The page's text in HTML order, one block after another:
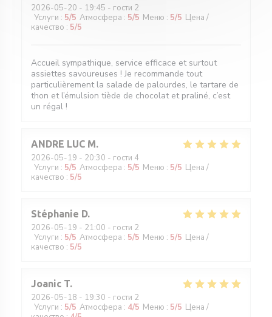
2026-05-20 - 19:45 - гости 2
Услуги : 5/5 Атмосфера : 5/5 Меню : 5/5 Цена /
качество : 5/5
Accueil sympathique, service efficace et surtout
assiettes savoureuses ! Je recommande tout
particulièrement la salade de palourdes, le tartare de
thon et l’émulsion tiède de chocolat et praliné, c’est
un régal !
ANDRE LUC M
2026-05-19 - 20:30 - гости 4
Услуги : 5/5 Атмосфера : 5/5 Меню : 5/5 Цена /
качество : 5/5
Stéphanie D
2026-05-19 - 21:00 - гости 2
Услуги : 5/5 Атмосфера : 5/5 Меню : 5/5 Цена /
качество : 5/5
Joanic T
2026-05-18 - 19:30 - гости 2
Услуги : 5/5 Атмосфера : 4/5 Меню : 5/5 Цена /